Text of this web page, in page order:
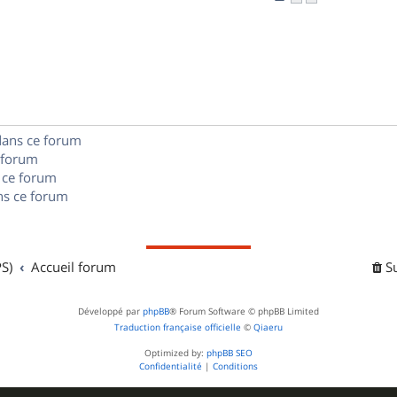
ce forum
forum
ce forum
Accueil forum
Développé par phpBB® Forum Software © phpBB Limited
Traduction française officielle © Qiaeru
Optimized by: phpBB SEO
Confidentialité | Conditions